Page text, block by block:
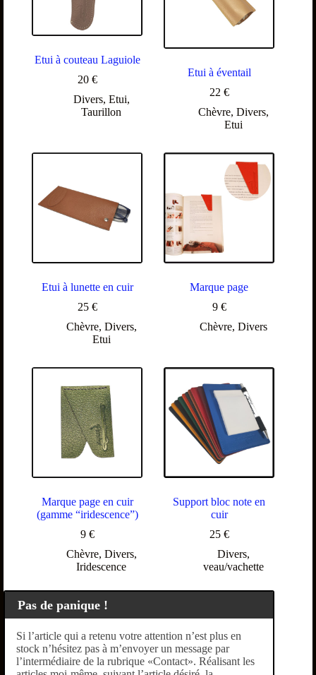
Etui à couteau Laguiole
20 €
Divers, Etui,
Taurillon
Etui à éventail
22 €
Chèvre, Divers,
Etui
Etui à lunette en cuir
25 €
Chèvre, Divers,
Etui
Marque page
9 €
Chèvre, Divers
Marque page en cuir
(gamme “iridescence”)
9 €
Chèvre, Divers,
Iridescence
Support bloc note en
cuir
25 €
Divers,
veau/vachette
Pas de panique !
Si l’article qui a retenu votre attention n’est plus en
stock n’hésitez pas à m’envoyer un message par
l’intermédiaire de la rubrique «Contact». Réalisant les